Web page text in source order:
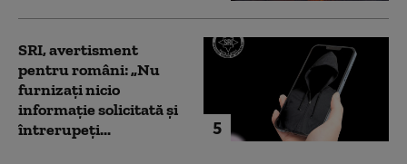
5
SRI, avertisment
pentru români: „Nu
furnizați nicio
informație solicitată și
întrerupeți...